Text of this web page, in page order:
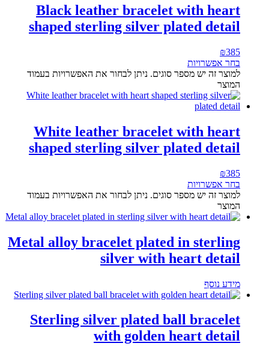
Black leather bracelet with heart
shaped sterling silver plated detail
₪385
בחר אפשרויות
למוצר זה יש מספר סוגים. ניתן לבחור את האפשרויות בעמוד
המוצר
White leather bracelet with heart
shaped sterling silver plated detail
₪385
בחר אפשרויות
למוצר זה יש מספר סוגים. ניתן לבחור את האפשרויות בעמוד
המוצר
Metal alloy bracelet plated in sterling
silver with heart detail
מידע נוסף
Sterling silver plated ball bracelet
with golden heart detail